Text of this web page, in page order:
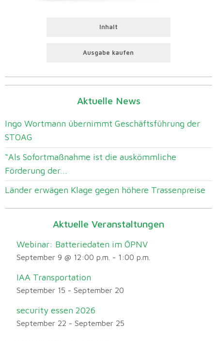
Inhalt
Ausgabe kaufen
Aktuelle News
Ingo Wortmann übernimmt Geschäftsführung der
STOAG
“Als Sofortmaßnahme ist die auskömmliche
Förderung der...
Länder erwägen Klage gegen höhere Trassenpreise
Aktuelle Veranstaltungen
Webinar: Batteriedaten im ÖPNV
September 9 @ 12:00 p.m. - 1:00 p.m.
IAA Transportation
September 15 - September 20
security essen 2026
September 22 - September 25